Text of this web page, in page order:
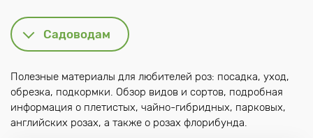
Садоводам
Полезные материалы для любителей роз: посадка, уход,
обрезка, подкормки. Обзор видов и сортов, подробная
информация о плетистых, чайно-гибридных, парковых,
английских розах, а также о розах флорибунда.